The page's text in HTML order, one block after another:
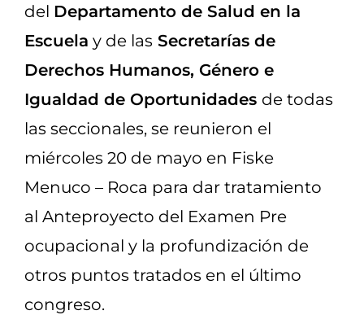
del Departamento de Salud en la
Escuela y de las Secretarías de
Derechos Humanos, Género e
Igualdad de Oportunidades de todas
las seccionales, se reunieron el
miércoles 20 de mayo en Fiske
Menuco – Roca para dar tratamiento
al Anteproyecto del Examen Pre
ocupacional y la profundización de
otros puntos tratados en el último
congreso.